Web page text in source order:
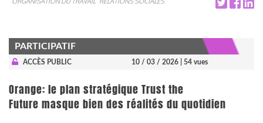
PARTICIPATIF
ACCÈS PUBLIC 10 / 03 / 2026 | 54 vues
Orange: le plan stratégique Trust the
Future masque bien des réalités du quotidien